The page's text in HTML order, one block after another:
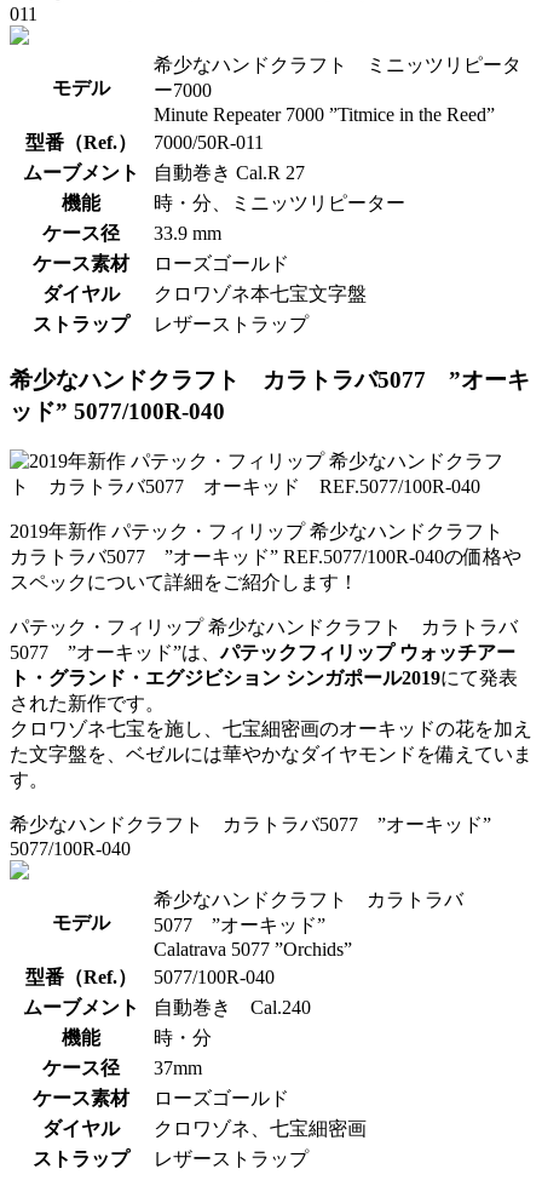
011
モデル
希少なハンドクラフト ミニッツリピータ
ー7000
Minute Repeater 7000 ”Titmice in the Reed”
型番（Ref.）
7000/50R-011
ムーブメント
自動巻き Cal.R 27
機能
時・分、ミニッツリピーター
ケース径
33.9 mm
ケース素材
ローズゴールド
ダイヤル
クロワゾネ本七宝文字盤
ストラップ
レザーストラップ
希少なハンドクラフト カラトラバ5077 ”オーキ
ッド” 5077/100R-040
2019年新作 パテック・フィリップ 希少なハンドクラフト
カラトラバ5077 ”オーキッド” REF.5077/100R-040の価格や
スペックについて詳細をご紹介します！
パテック・フィリップ 希少なハンドクラフト カラトラバ
5077 ”オーキッド”は、パテックフィリップ ウォッチアー
ト・グランド・エグジビション シンガポール2019にて発表
された新作です。
クロワゾネ七宝を施し、七宝細密画のオーキッドの花を加え
た文字盤を、ベゼルには華やかなダイヤモンドを備えていま
す。
希少なハンドクラフト カラトラバ5077 ”オーキッド”
5077/100R-040
モデル
希少なハンドクラフト カラトラバ
5077 ”オーキッド”
Calatrava 5077 ”Orchids”
型番（Ref.）
5077/100R-040
ムーブメント
自動巻き Cal.240
機能
時・分
ケース径
37mm
ケース素材
ローズゴールド
ダイヤル
クロワゾネ、七宝細密画
ストラップ
レザーストラップ